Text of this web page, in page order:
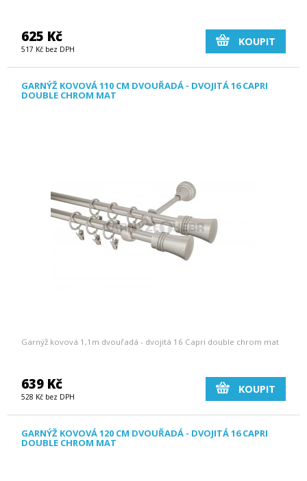
625 Kč
517 Kč bez DPH
KOUPIT
GARNÝŽ KOVOVÁ 110 CM DVOUŘADÁ - DVOJITÁ 16 CAPRI
DOUBLE CHROM MAT
Garnýž kovová 1,1m dvouřadá - dvojitá 16 Capri double chrom mat
639 Kč
528 Kč bez DPH
KOUPIT
GARNÝŽ KOVOVÁ 120 CM DVOUŘADÁ - DVOJITÁ 16 CAPRI
DOUBLE CHROM MAT